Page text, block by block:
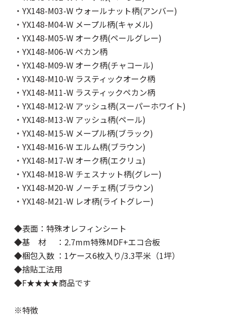
・YX148-M03-W ウォールナット柄(アンバー)
・YX148-M04-W メープル柄(キャメル)
・YX148-M05-W オーク柄(ペールグレー)
・YX148-M06-W ペカン柄
・YX148-M09-W オーク柄(チャコール)
・YX148-M10-W ラスティックオーク柄
・YX148-M11-W ラスティックペカン柄
・YX148-M12-W アッシュ柄(スーパーホワイト)
・YX148-M13-W アッシュ柄(ペール)
・YX148-M15-W メープル柄(ブラック)
・YX148-M16-W エルム柄(ブラウン)
・YX148-M17-W オーク柄(エクリュ)
・YX148-M18-W チェスナット柄(グレー)
・YX148-M20-W ノーチェ柄(ブラウン)
・YX148-M21-W レオ柄(ライトグレー)
◆表面：特殊オレフィンシート
◆基 材 ：2.7mm特殊MDF+エコ合板
◆梱包入数 ：1ケース6枚入り/3.3平米（1坪）
◆捨貼工法用
◆F★★★★商品です
※特徴